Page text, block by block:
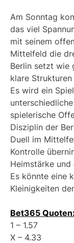
Am Sonntag
das viel
mit seinem
Mittelfeld die
Berlin setzt wie
klare
Es wird ein
spielerische
Disziplin der
Duell im
Kontrolle
Heimstärke
Es könnte eine
Kleinigkeiten
Bet365 Quoten:
1 – 1.57
X – 4.33